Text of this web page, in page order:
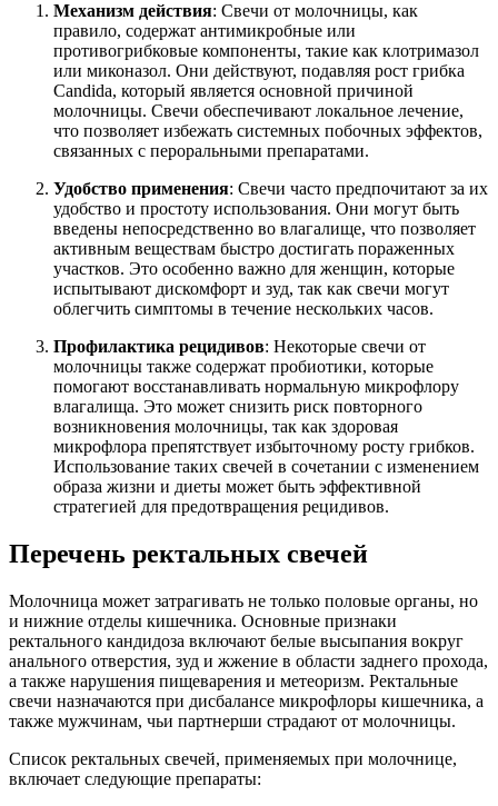
Механизм действия: Свечи от молочницы, как
правило, содержат антимикробные или
противогрибковые компоненты, такие как клотримазол
или миконазол. Они действуют, подавляя рост грибка
Candida, который является основной причиной
молочницы. Свечи обеспечивают локальное лечение,
что позволяет избежать системных побочных эффектов,
связанных с пероральными препаратами.
Удобство применения: Свечи часто предпочитают за их
удобство и простоту использования. Они могут быть
введены непосредственно во влагалище, что позволяет
активным веществам быстро достигать пораженных
участков. Это особенно важно для женщин, которые
испытывают дискомфорт и зуд, так как свечи могут
облегчить симптомы в течение нескольких часов.
Профилактика рецидивов: Некоторые свечи от
молочницы также содержат пробиотики, которые
помогают восстанавливать нормальную микрофлору
влагалища. Это может снизить риск повторного
возникновения молочницы, так как здоровая
микрофлора препятствует избыточному росту грибков.
Использование таких свечей в сочетании с изменением
образа жизни и диеты может быть эффективной
стратегией для предотвращения рецидивов.
Перечень ректальных свечей
Молочница может затрагивать не только половые органы, но
и нижние отделы кишечника. Основные признаки
ректального кандидоза включают белые высыпания вокруг
анального отверстия, зуд и жжение в области заднего прохода,
а также нарушения пищеварения и метеоризм. Ректальные
свечи назначаются при дисбалансе микрофлоры кишечника, а
также мужчинам, чьи партнерши страдают от молочницы.
Список ректальных свечей, применяемых при молочнице,
включает следующие препараты: